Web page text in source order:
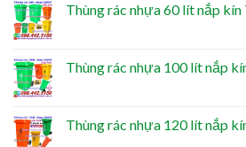
Thùng rác nhựa 60 lít nắp kín
Thùng rác nhựa 100 lít nắp
Thùng rác nhựa 120 lít nắp